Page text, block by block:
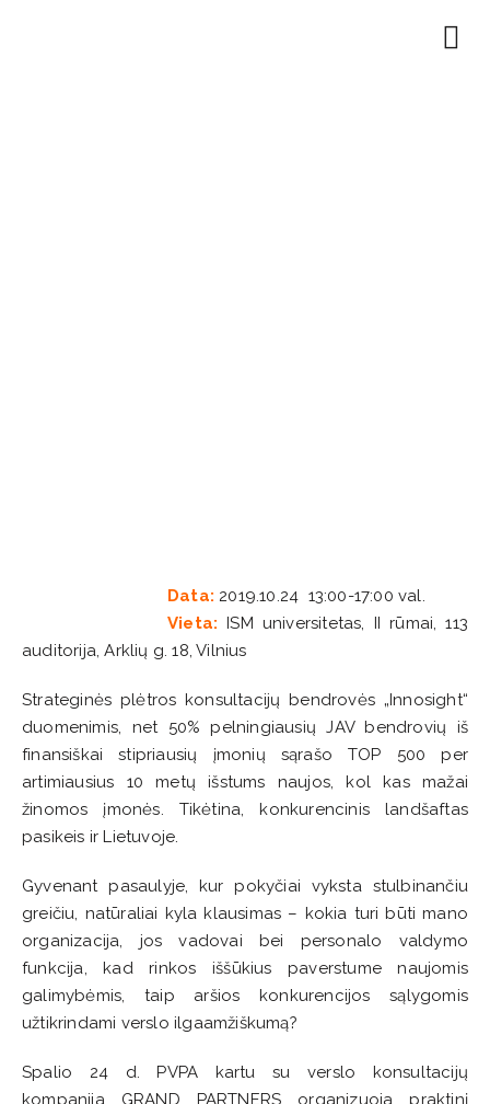
Data: 2019.10.24 13:00-17:00 val.
Vieta: ISM universitetas, II rūmai, 113
auditorija, Arklių g. 18, Vilnius
Strateginės plėtros konsultacijų bendrovės „Innosight“
duomenimis, net 50% pelningiausių JAV bendrovių iš
finansiškai stipriausių įmonių sąrašo TOP 500 per
artimiausius 10 metų išstums naujos, kol kas mažai
žinomos įmonės. Tikėtina, konkurencinis landšaftas
pasikeis ir Lietuvoje.
Gyvenant pasaulyje, kur pokyčiai vyksta stulbinančiu
greičiu, natūraliai kyla klausimas – kokia turi būti mano
organizacija, jos vadovai bei personalo valdymo
funkcija, kad rinkos iššūkius paverstume naujomis
galimybėmis, taip aršios konkurencijos sąlygomis
užtikrindami verslo ilgaamžiškumą?
Spalio 24 d. PVPA kartu su verslo konsultacijų
kompanija GRAND PARTNERS organizuoja praktinį